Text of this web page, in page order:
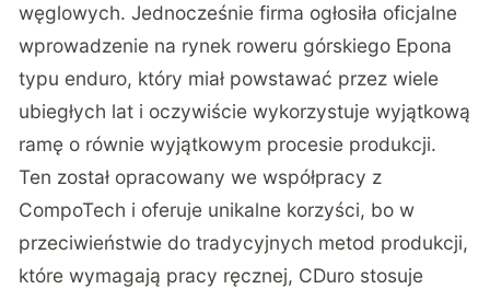
węglowych. Jednocześnie firma ogłosiła oficjalne
wprowadzenie na rynek roweru górskiego Epona
typu enduro, który miał powstawać przez wiele
ubiegłych lat i oczywiście wykorzystuje wyjątkową
ramę o równie wyjątkowym procesie produkcji.
Ten został opracowany we współpracy z
CompoTech i oferuje unikalne korzyści, bo w
przeciwieństwie do tradycyjnych metod produkcji,
które wymagają pracy ręcznej, CDuro stosuje